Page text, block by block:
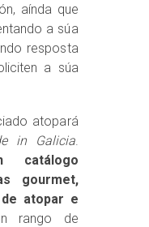
aínda que
a súa
resposta
a súa
atopará
in Galicia.
catálogo
gourmet,
atopar e
rango de